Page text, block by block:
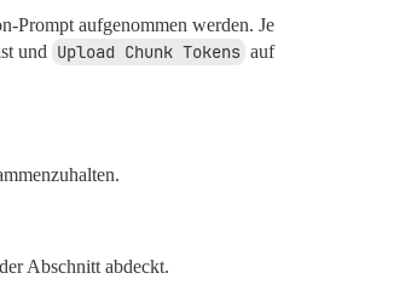
Prompt aufgenommen werden. Je
und Upload Chunk Tokens auf
Abschnitt abdeckt.